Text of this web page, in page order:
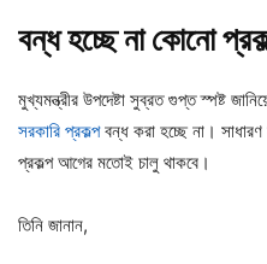
বন্ধ হচ্ছে না কোনো
মুখ্যমন্ত্রীর উপদেষ্টা সুব্রত গুপ্ত স্পষ্ট
সরকারি প্রকল্পবন্ধ করা হচ্ছে না। সাধারণ
প্রকল্প আগের মতোই চালু থাকবে।
তিনি জানান,